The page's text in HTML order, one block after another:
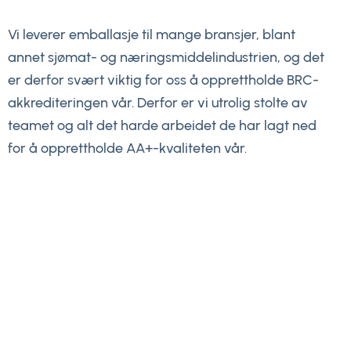
Vi leverer emballasje til mange bransjer, blant
annet sjømat- og næringsmiddelindustrien, og det
er derfor svært viktig for oss å opprettholde BRC-
akkrediteringen vår. Derfor er vi utrolig stolte av
teamet og alt det harde arbeidet de har lagt ned
for å opprettholde AA+-kvaliteten vår.